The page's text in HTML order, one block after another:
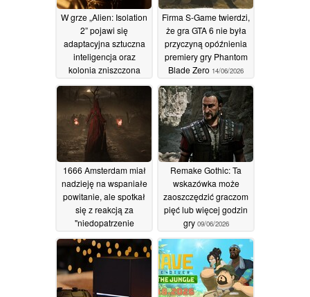
W grze „Alien: Isolation
2” pojawi się
adaptacyjna sztuczna
inteligencja oraz
kolonia zniszczona
14/06/2026
Firma S-Game twierdzi,
że gra GTA 6 nie była
przyczyną opóźnienia
premiery gry Phantom
Blade Zero 14/06/2026
1666 Amsterdam miał
nadzieję na wspaniałe
powitanie, ale spotkał
się z reakcją za
"niedopatrzenie
11/06/2026
Remake Gothic: Ta
wskazówka może
zaoszczędzić graczom
pięć lub więcej godzin
gry 09/06/2026